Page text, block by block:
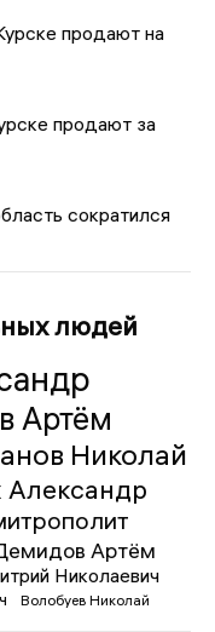
продают на
продают за
сократился
людей
Артём
Николай
Александр
Артём
Николаевич
Волобуев Николай